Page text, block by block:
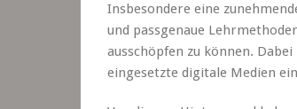
Insbesondere eine
und passgenaue
ausschöpfen zu können.
eingesetzte digitale Medien